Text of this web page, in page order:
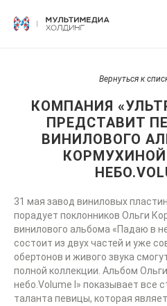
Вернуться к
КОМПАНИЯ
ПРЕДСТАВИТ
ВИНИЛОВОГО
31 мая завод виниловых
порадует поклонников Ольги
винилового альбома «Падаю в
состоит из двух частей и уже
обертонов и живого звука
полной коллекции. Альбом
небо.Volume I» показывает все
таланта певицы, которая